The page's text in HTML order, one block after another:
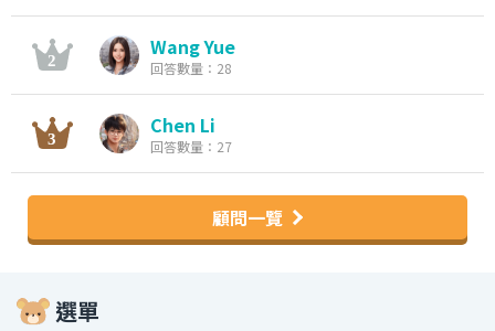
Wang Yue
回答數量：28
Chen Li
回答數量：27
顧問一覽
選單